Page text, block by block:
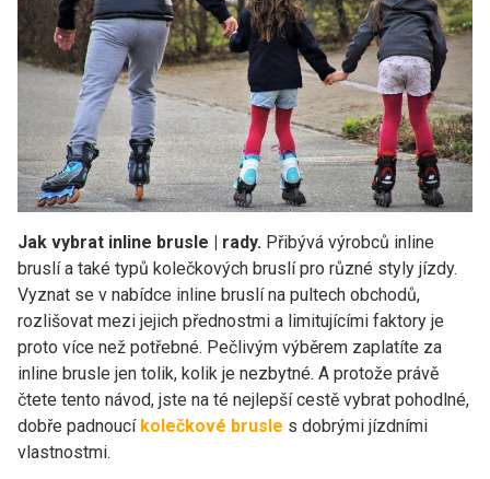
Jak vybrat inline brusle | rady. Přibývá výrobců inline
bruslí a také typů kolečkových bruslí pro různé styly jízdy.
Vyznat se v nabídce inline bruslí na pultech obchodů,
rozlišovat mezi jejich přednostmi a limitujícími faktory je
proto více než potřebné. Pečlivým výběrem zaplatíte za
inline brusle jen tolik, kolik je nezbytné. A protože právě
čtete tento návod, jste na té nejlepší cestě vybrat pohodlné,
dobře padnoucí kolečkové brusle s dobrými jízdními
vlastnostmi.